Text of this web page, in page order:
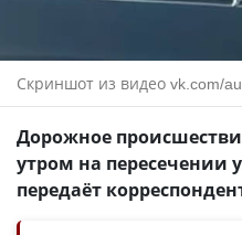
Скриншот из видео vk.com/
Дорожное
утром на пересечении
передаёт